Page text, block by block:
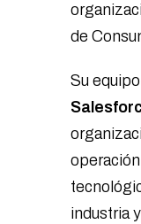
de
Su
industria